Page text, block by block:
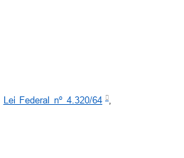
Lei Federal nº 4.320/64